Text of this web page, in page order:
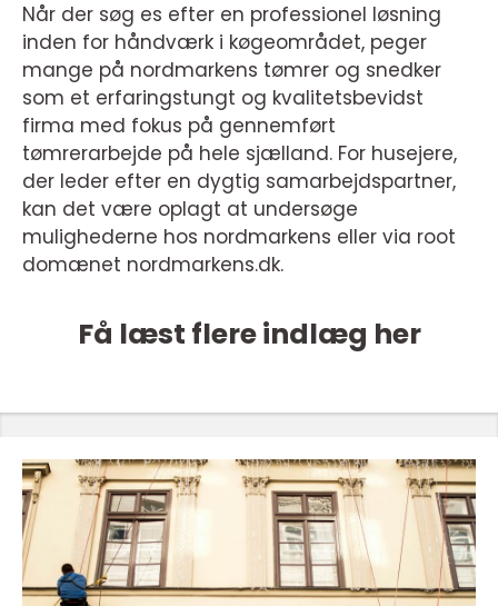
Når der søg es efter en professionel løsning
inden for håndværk i køgeområdet, peger
mange på nordmarkens tømrer og snedker
som et erfaringstungt og kvalitetsbevidst
firma med fokus på gennemført
tømrerarbejde på hele sjælland. For husejere,
der leder efter en dygtig samarbejdspartner,
kan det være oplagt at undersøge
mulighederne hos nordmarkens eller via root
domænet nordmarkens.dk.
Få læst flere indlæg her